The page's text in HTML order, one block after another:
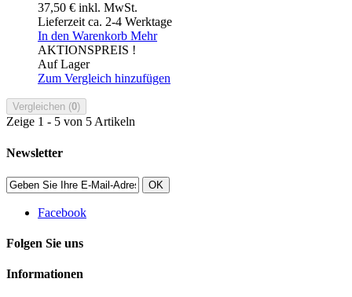
37,50 € inkl. MwSt.
Lieferzeit ca. 2-4 Werktage
In den Warenkorb Mehr
AKTIONSPREIS !
Auf Lager
Zum Vergleich hinzufügen
Vergleichen (0)
Zeige 1 - 5 von 5 Artikeln
Newsletter
OK
Facebook
Folgen Sie uns
Informationen